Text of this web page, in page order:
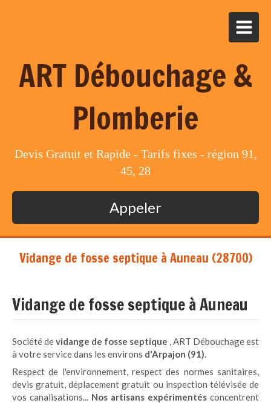
ART Débouchage &
Plomberie
Devis Gratuit et Rapide - Tarifs fixes - région 91,
45, 28
Appeler
Vidange de fosse septique à Auneau (28700)
Vidange de fosse septique à Auneau
Société devidange de fosse septique , ART Débouchage est
à votre service dans les environs d'Arpajon (91).
Respect de l'environnement, respect des normes sanitaires,
devis gratuit, déplacement gratuit ou inspection télévisée de
vos canalisations... Nos artisans expérimentés concentrent